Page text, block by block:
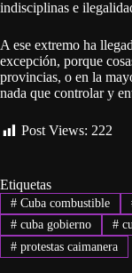
indisciplinas e
A ese extremo ha
excepción, porque
provincias, o en la
nada que controlar y
Post Views: 222
Etiquetas
#Cuba combustible
#cuba gobierno #
#protestas caimanera